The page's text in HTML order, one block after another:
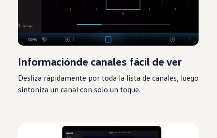
Informaciónde canales fácil de ver
Desliza rápidamente por toda la lista de canales, luego
sintoniza un canal con solo un toque.